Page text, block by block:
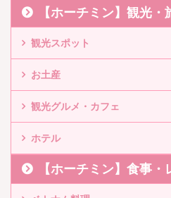
【ホーチミン】観光・
観光スポット
お土産
観光グルメ・カフェ
ホテル
【ホーチミン】食事・